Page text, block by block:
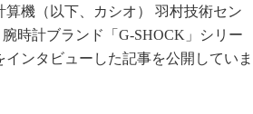
グローバル設計・開発
制御セキュリティ
新型コロナへの対応
機（以下、カシオ） 羽村技術セン
時計ブランド「G-SHOCK」シリー
ンタビューした記事を公開していま